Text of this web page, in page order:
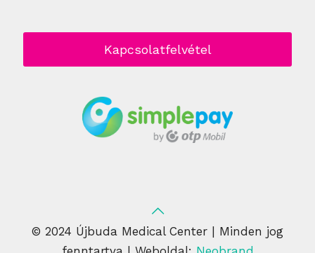
Kapcsolatfelvétel
© 2024 Újbuda Medical Center | Minden jog